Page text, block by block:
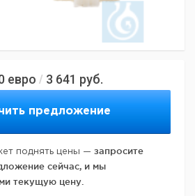
евро / 3 641 руб.
предложение
поднять цены — запросите
сейчас, и мы
текущую цену.